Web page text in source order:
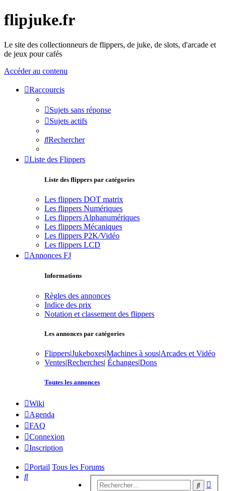
flipjuke.fr
Le site des collectionneurs de flippers, de juke, de slots, d'arcade et
de jeux pour cafés
Accéder au contenu
Raccourcis
Sujets sans réponse
Sujets actifs
Rechercher
Liste des Flippers
Liste des flippers par catégories
Les flippers DOT matrix
Les flippers Numériques
Les flippers Alphanumériques
Les flippers Mécaniques
Les flippers P2K/Vidéo
Les flippers LCD
Annonces FJ
Informations
Règles des annonces
Indice des prix
Notation et classement des flippers
Les annonces par catégories
Flippers|Jukeboxes|Machines à sous|Arcades et Vidéo
Ventes|Recherches| Échanges|Dons
Toutes les annonces
Wiki
Agenda
FAQ
Connexion
Inscription
Portail Tous les Forums
Rechercher